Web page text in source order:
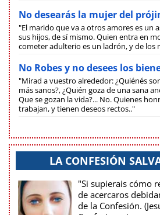
No desearás la mujer del
"El marido que va a otros amores es un
sus hijos, de sí mismo. Quien entra en
cometer adulterio es un ladrón, y de los
No Robes y no desees los
"Mirad a vuestro alrededor: ¿Quiénés
más sanos?, ¿Quién goza de una sana
Que se gozan la vida?... No. Quienes
trabajan, y tienen deseos rectos.."
LA CONFESIÓN
"Si supierais cómo
de acercaros
de la Confesión.